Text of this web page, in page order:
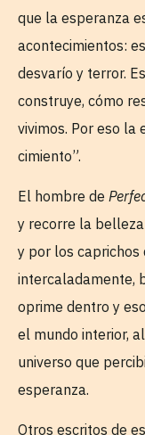
que la esperanza
acontecimientos:
desvarío y terror.
construye, cómo
vivimos. Por eso la
cimiento”.
El hombre de
y recorre la
y por los caprichos
intercaladamente,
oprime dentro y
el mundo interior,
universo que
esperanza.
Otros escritos de